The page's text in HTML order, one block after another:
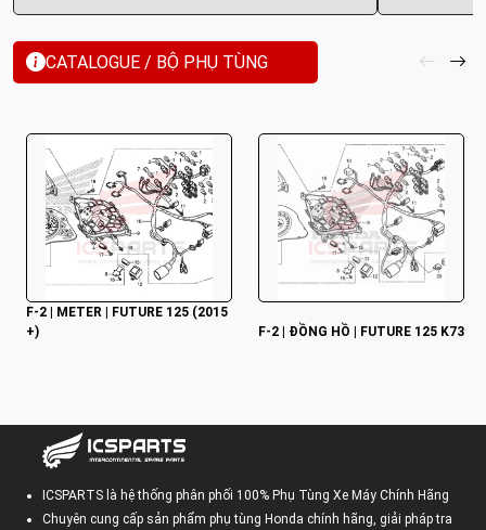
CATALOGUE / BỘ PHỤ TÙNG
F-2 | METER | FUTURE 125 (2015
+)
F-2 | ĐỒNG HỒ | FUTURE 125 K73
ICSPARTS là hệ thống phân phối 100% Phụ Tùng Xe Máy Chính Hãng
Chuyên cung cấp sản phẩm phụ tùng Honda chính hãng, giải pháp tra